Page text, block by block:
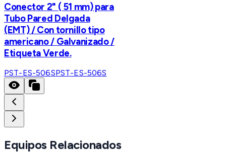
Conector 2" ( 51 mm) para
Tubo Pared Delgada
(EMT) / Con tornillo tipo
americano / Galvanizado /
Etiqueta Verde.
PST-ES-506SPST-ES-506S
Equipos Relacionados